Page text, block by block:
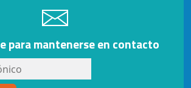
para mantenerse en contacto